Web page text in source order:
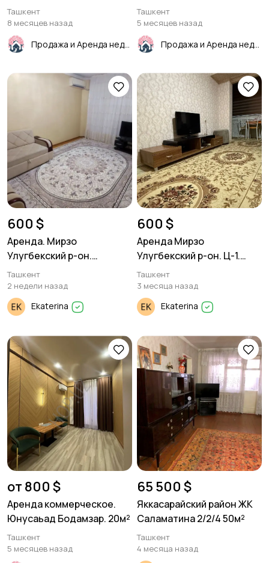
Ташкент
8 месяцев назад
55м².ЖК "Black Tower"
Residence
Ташкент
5 месяцев назад
600 $
Аренда. Мирзо
Улугбекский р-он.
Карасу-6. 3/3/4 70м²
Ташкент
2 недели назад
Ekaterina
600 $
Аренда Мирзо
Улугбекский р-он. Ц-1.
2/5/9. 51м²
Ташкент
3 месяца назад
Ekaterina
от 800 $
Аренда коммерческое.
Юнусаьад Бодамзар. 20м²
Ташкент
5 месяцев назад
65 500 $
Яккасарайский район ЖК
Саламатина 2/2/4 50м²
Ташкент
4 месяца назад